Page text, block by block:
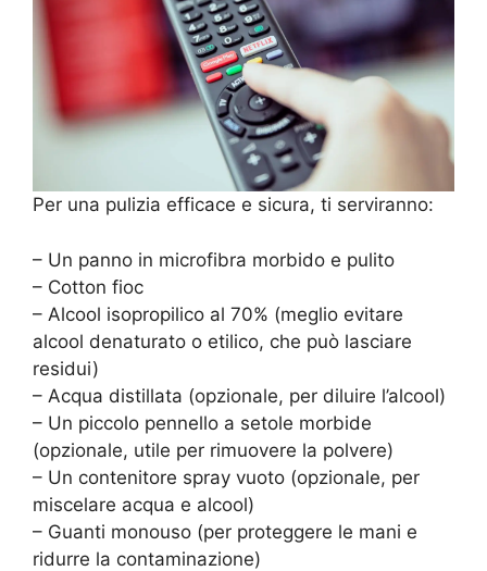
Per una pulizia efficace e sicura, ti serviranno:
– Un panno in microfibra morbido e pulito
– Cotton fioc
– Alcool isopropilico al 70% (meglio evitare
alcool denaturato o etilico, che può lasciare
residui)
– Acqua distillata (opzionale, per diluire l’alcool)
– Un piccolo pennello a setole morbide
(opzionale, utile per rimuovere la polvere)
– Un contenitore spray vuoto (opzionale, per
miscelare acqua e alcool)
– Guanti monouso (per proteggere le mani e
ridurre la contaminazione)